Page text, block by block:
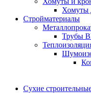
Хомуты
Стройматериалы
Трубы
Сухие